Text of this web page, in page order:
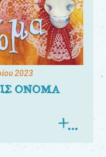
2023
ΟΝΟΜΑ